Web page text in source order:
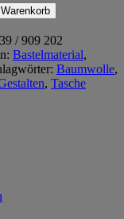
/ 909 202
Bastelmaterial,
Baumwolle,
, Tasche